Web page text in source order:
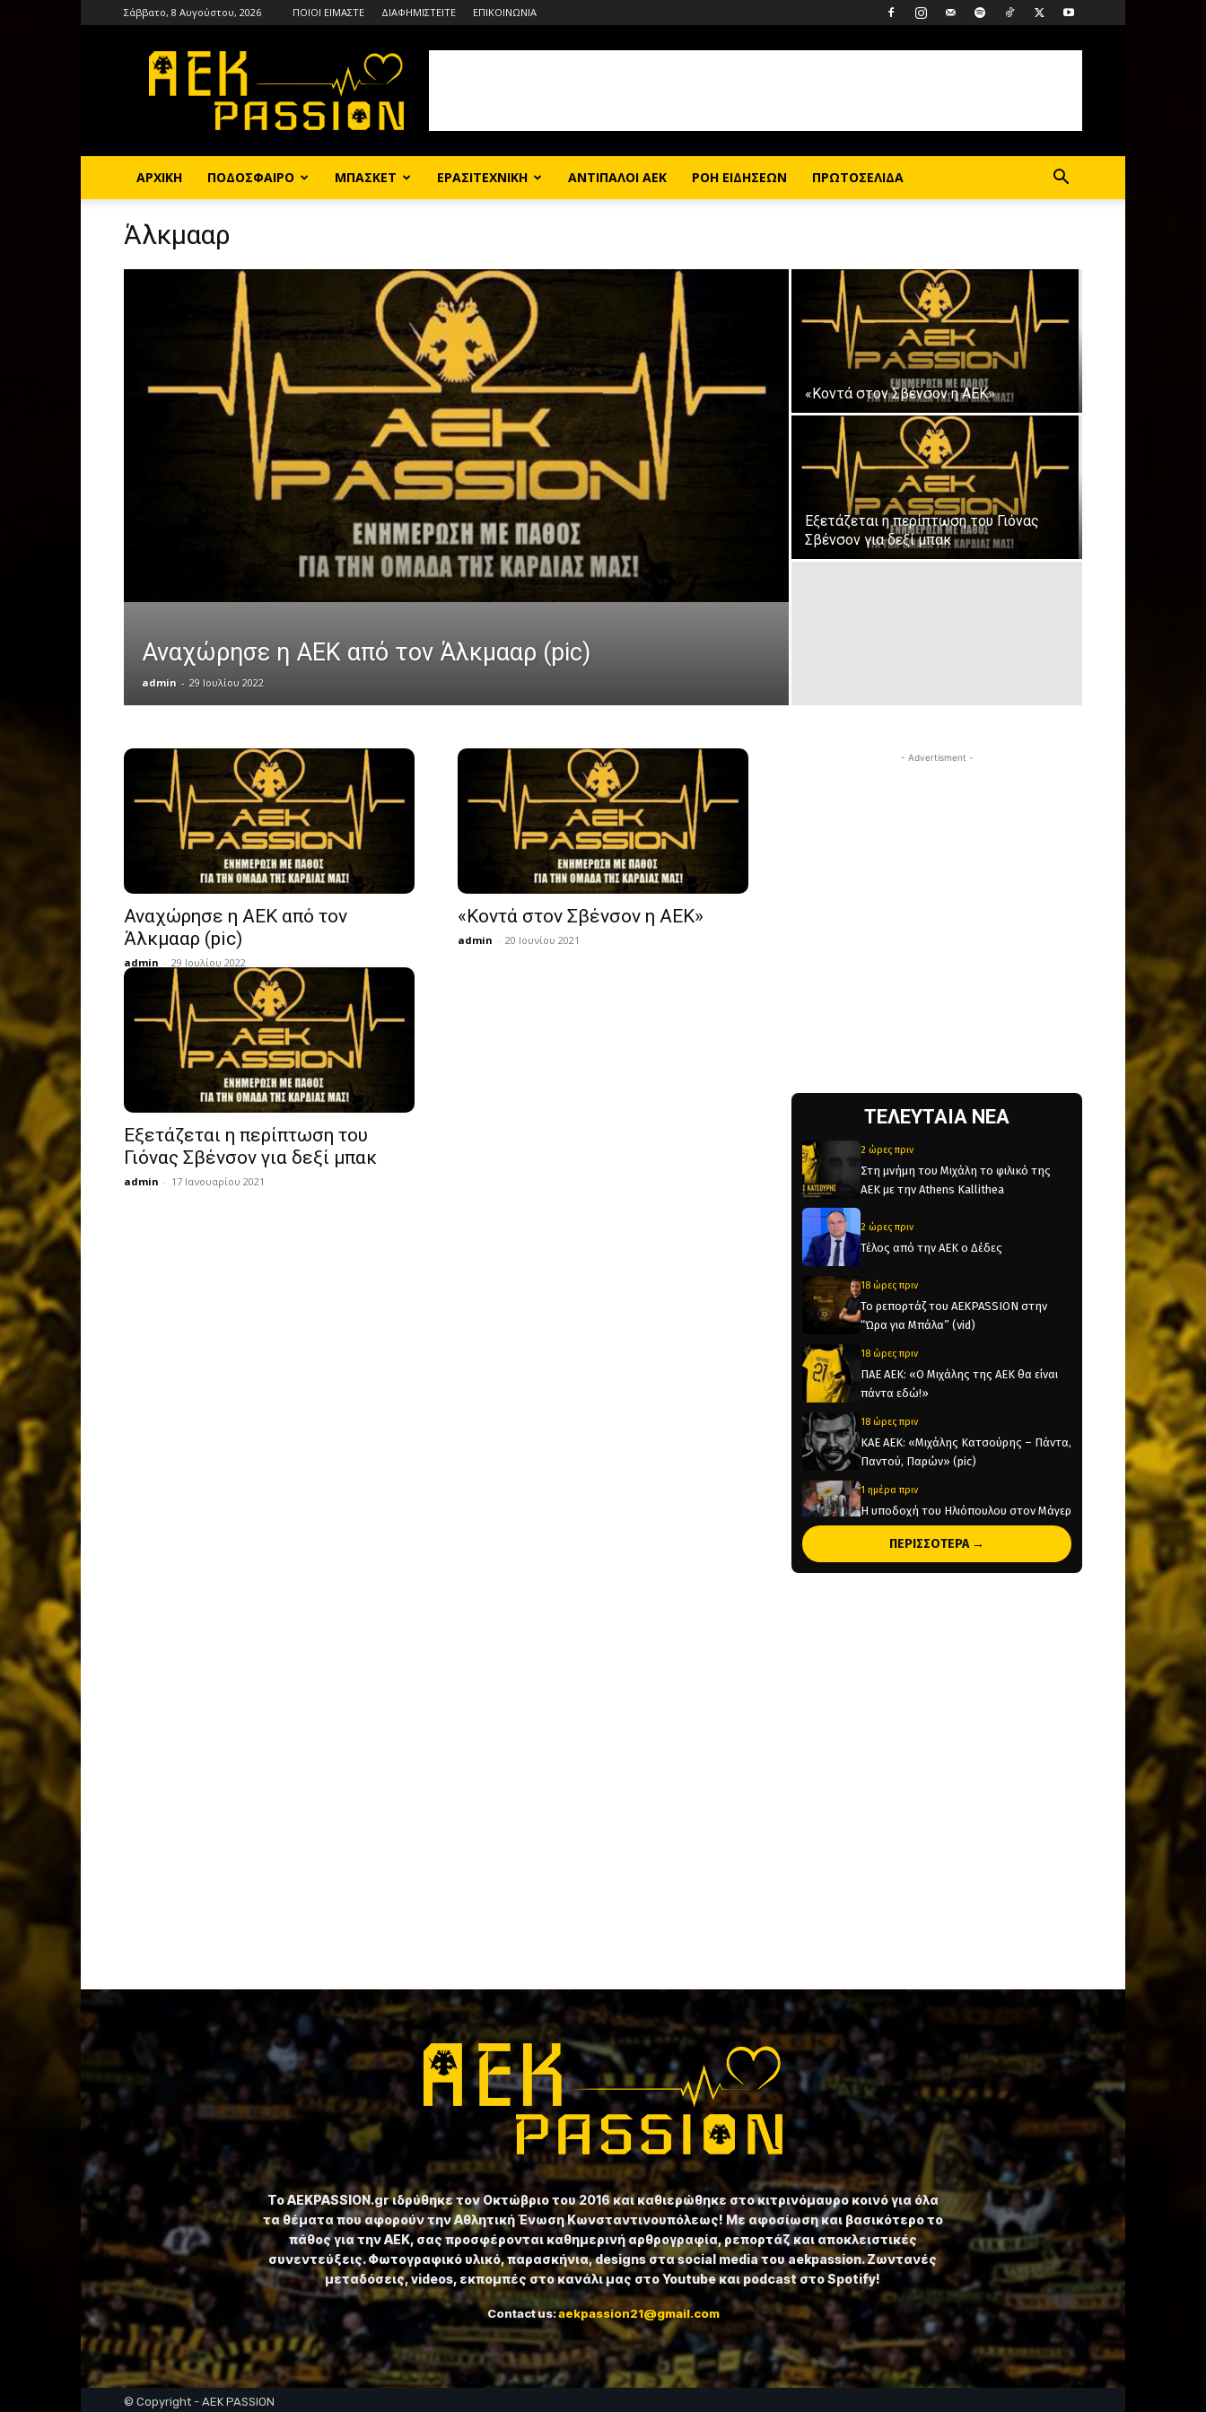
Σάββατο, 8 Αυγούστου, 2026 ΠΟΙΟΙ ΕΙΜΑΣΤΕ ΔΙΑΦΗΜΙΣΤΕΙΤΕ ΕΠΙΚΟΙΝΩΝΙΑ
ΑΡΧΙΚΗ ΠΟΔΟΣΦΑΙΡΟ ΜΠΑΣΚΕΤ ΕΡΑΣΙΤΕΧΝΙΚΗ ΑΝΤΙΠΑΛΟΙ ΑΕΚ ΡΟΗ ΕΙΔΗΣΕΩΝ ΠΡΩΤΟΣΕΛΙΔΑ
Άλκμααρ
Αναχώρησε η ΑΕΚ από τον Άλκμααρ (pic)
admin - 29 Ιουλίου 2022
«Κοντά στον Σβένσον η ΑΕΚ»
Εξετάζεται η περίπτωση του Γιόνας
Σβένσον για δεξί μπακ
Αναχώρησε η ΑΕΚ από τον
Άλκμααρ (pic)
admin - 29 Ιουλίου 2022
«Κοντά στον Σβένσον η ΑΕΚ»
admin - 20 Ιουνίου 2021
Εξετάζεται η περίπτωση του
Γιόνας Σβένσον για δεξί μπακ
admin - 17 Ιανουαρίου 2021
- Advertisment -
ΤΕΛΕΥΤΑΙΑ ΝΕΑ
2 ώρες πριν
Στη μνήμη του Μιχάλη το φιλικό της
ΑΕΚ με την Athens Kallithea
2 ώρες πριν
Τέλος από την ΑΕΚ ο Δέδες
18 ώρες πριν
Το ρεπορτάζ του AEKPASSION στην
“Ώρα για Μπάλα” (vid)
18 ώρες πριν
ΠΑΕ ΑΕΚ: «Ο Μιχάλης της ΑΕΚ θα είναι
πάντα εδώ!»
18 ώρες πριν
KAE AEK: «Μιχάλης Κατσούρης – Πάντα,
Παντού, Παρών» (pic)
1 ημέρα πριν
Η υποδοχή του Ηλιόπουλου στον Μάγερ
(vid)
ΠΕΡΙΣΣΟΤΕΡΑ →
Το ⁦AEKPASSION.gr⁩ ιδρύθηκε τον Οκτώβριο του 2016 και καθιερώθηκε στο κιτρινόμαυρο κοινό για όλα
τα θέματα που αφορούν την Αθλητική Ένωση Κωνσταντινουπόλεως! Με αφοσίωση και βασικότερο το
πάθος για την ΑΕΚ, σας προσφέρονται καθημερινή αρθρογραφία, ρεπορτάζ και αποκλειστικές
συνεντεύξεις. Φωτογραφικό υλικό, παρασκήνια, designs στα social media του aekpassion. Ζωντανές
μεταδόσεις, videos, εκπομπές στο κανάλι μας στο Youtube και podcast στο Spotify!
Contact us:aekpassion21@gmail.com
© Copyright - AEK PASSION